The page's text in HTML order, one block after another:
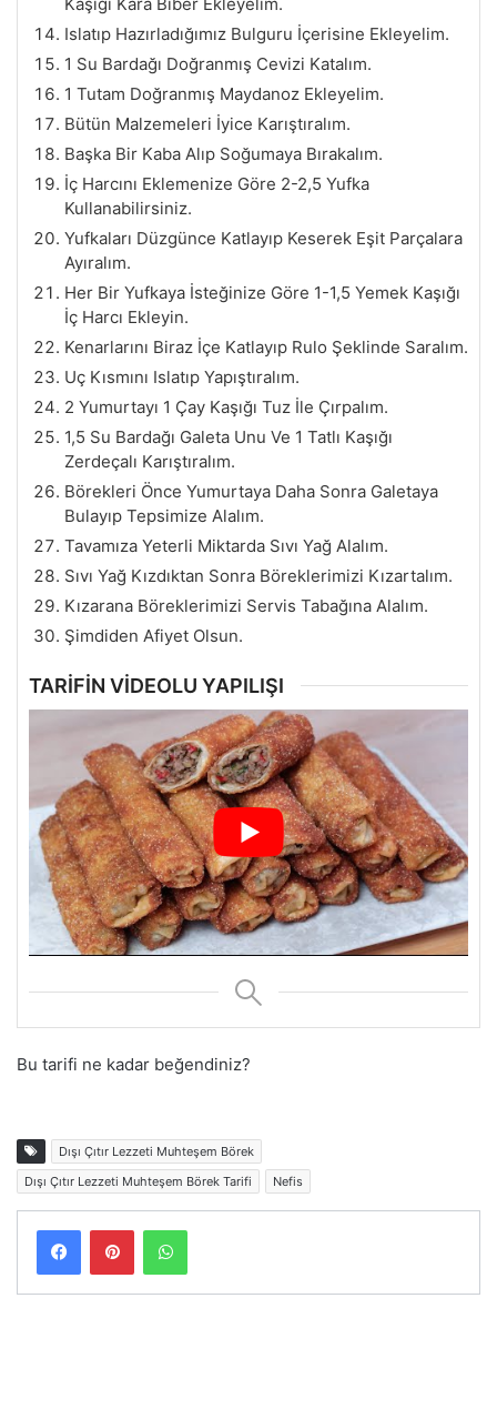
Islatıp Hazırladığımız Bulguru İçerisine Ekleyelim.
1 Su Bardağı Doğranmış Cevizi Katalım.
1 Tutam Doğranmış Maydanoz Ekleyelim.
Bütün Malzemeleri İyice Karıştıralım.
Başka Bir Kaba Alıp Soğumaya Bırakalım.
İç Harcını Eklemenize Göre 2-2,5 Yufka
Kullanabilirsiniz.
Yufkaları Düzgünce Katlayıp Keserek Eşit Parçalara
Ayıralım.
Her Bir Yufkaya İsteğinize Göre 1-1,5 Yemek Kaşığı
İç Harcı Ekleyin.
Kenarlarını Biraz İçe Katlayıp Rulo Şeklinde Saralım.
Uç Kısmını Islatıp Yapıştıralım.
2 Yumurtayı 1 Çay Kaşığı Tuz İle Çırpalım.
1,5 Su Bardağı Galeta Unu Ve 1 Tatlı Kaşığı
Zerdeçalı Karıştıralım.
Börekleri Önce Yumurtaya Daha Sonra Galetaya
Bulayıp Tepsimize Alalım.
Tavamıza Yeterli Miktarda Sıvı Yağ Alalım.
Sıvı Yağ Kızdıktan Sonra Böreklerimizi Kızartalım.
Kızarana Böreklerimizi Servis Tabağına Alalım.
Şimdiden Afiyet Olsun.
TARİFİN VİDEOLU YAPILIŞI
Bu tarifi ne kadar beğendiniz?
Dışı Çıtır Lezzeti Muhteşem Börek
Dışı Çıtır Lezzeti Muhteşem Börek Tarifi
Nefis
FacebookPinterestWhatsApp